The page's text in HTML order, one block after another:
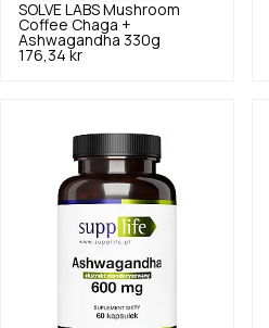
SOLVE LABS Mushroom
Coffee Chaga +
Ashwagandha 330g
176,34 kr